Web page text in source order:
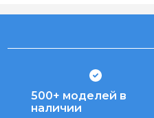
500+ моделей в
наличии